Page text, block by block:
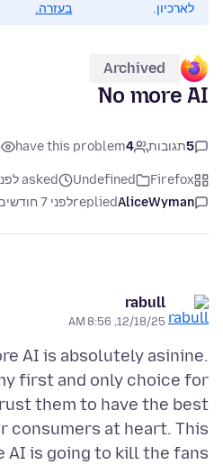
לארכיון.
בעזרה.
Archived
No more AI
5תגובות 4
have this problem
Firefox
Undefined
asked לפני 7 חודשים
AliceWyman
repliedלפני 7 חודשים
rabull
12/18/25, 8:56 AM
AI is absolutely asinine.
first and only choice for
them to have the best
consumers at heart. This
AI is going to kill the fans